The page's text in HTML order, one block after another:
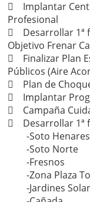
 Implantar
Profesional
 Desarrollar 1ª
Objetivo Frenar
 Finalizar Plan
Públicos (Aire
 Plan de
 Implantar
 Campaña
 Desarrollar 1ª
-Soto Henares
-Soto Norte
-Fresnos
-Zona Plaza
-Jardines